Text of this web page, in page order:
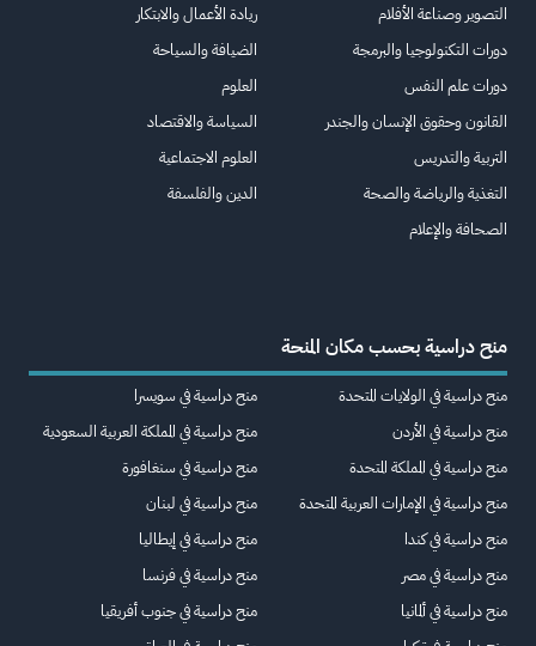
التصوير وصناعة الأفلام
دورات التكنولوجيا والبرمجة
دورات علم النفس
القانون وحقوق الإنسان والجندر
التربية والتدريس
التغذية والرياضة والصحة
الصحافة والإعلام
ريادة الأعمال والابتكار
الضيافة والسياحة
العلوم
السياسة والاقتصاد
العلوم الاجتماعية
الدين والفلسفة
منح دراسية بحسب مكان المنحة
منح دراسية في الولايات المتحدة
منح دراسية في الأردن
منح دراسية في المملكة المتحدة
منح دراسية في الإمارات العربية المتحدة
منح دراسية في كندا
منح دراسية في مصر
منح دراسية في ألمانيا
منح دراسية في سويسرا
منح دراسية في المملكة العربية السعودية
منح دراسية في سنغافورة
منح دراسية في لبنان
منح دراسية في إيطاليا
منح دراسية في فرنسا
منح دراسية في جنوب أفريقيا